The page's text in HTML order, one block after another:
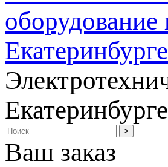
Екатеринбурге
Ваш заказ